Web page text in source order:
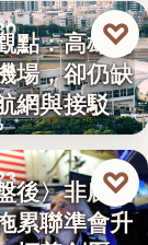
點：高雄已
場，卻仍缺
網與接駁
♡
後〉非農就
累聯準會升
♡